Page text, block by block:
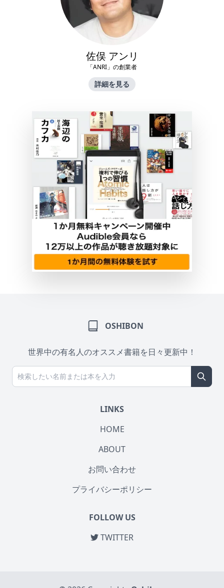
佐俣 アンリ
「ANRI」の創業者
詳細を見る
OSHIBON
世界中の有名人のオススメ書籍を日々更新中！
LINKS
HOME
ABOUT
お問い合わせ
プライバシーポリシー
FOLLOW US
TWITTER